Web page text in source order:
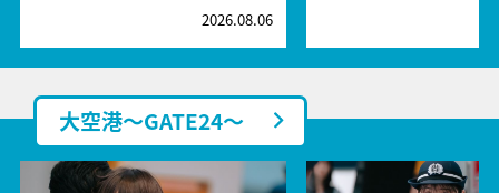
2026.08.06
大空港～GATE24～